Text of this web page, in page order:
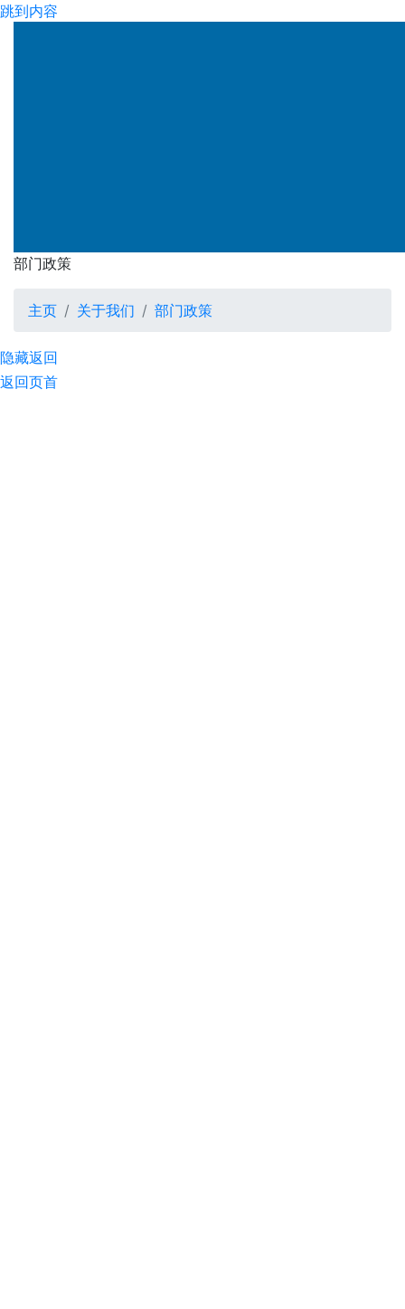
跳到内容
部门政策
部门政策
主页 关于我们 部门政策
隐藏返回
返回页首